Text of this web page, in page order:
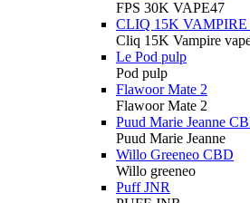
FPS 30K VAPE47
CLIQ 15K VAMPIRE
Cliq 15K Vampire
Le Pod pulp
Pod pulp
Flawoor Mate 2
Flawoor Mate 2
Puud Marie Jeanne
Puud Marie Jeanne
Willo Greeneo CBD
Willo greeneo
Puff JNR